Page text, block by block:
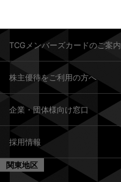
TCGメンバーズカードのご案内
株主優待をご利用の方へ
企業・団体様向け窓口
採用情報
関東地区